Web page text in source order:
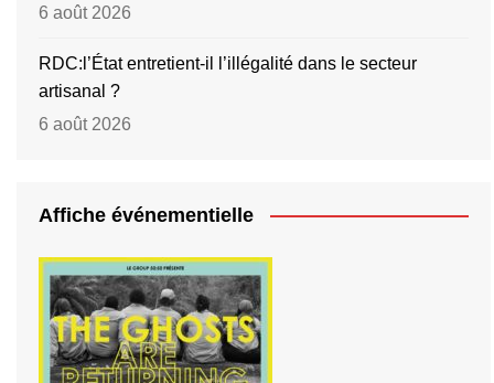
6 août 2026
RDC:l’État entretient-il l’illégalité dans le secteur
artisanal ?
6 août 2026
Affiche événementielle